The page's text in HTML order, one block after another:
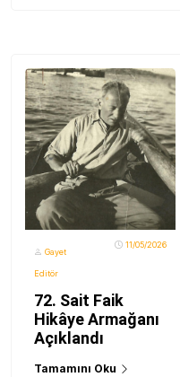
Gayet
Editör
11/05/2026
72. Sait Faik
Hikâye Armağanı
Açıklandı
Tamamını Oku